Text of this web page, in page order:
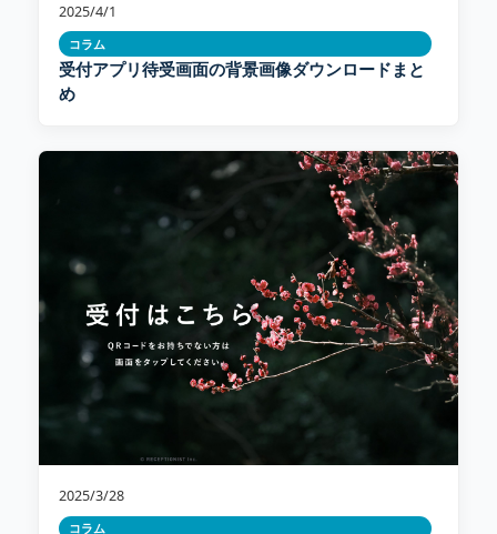
2025/4/1
コラム
受付アプリ待受画面の背景画像ダウンロードまと
め
2025/3/28
コラム